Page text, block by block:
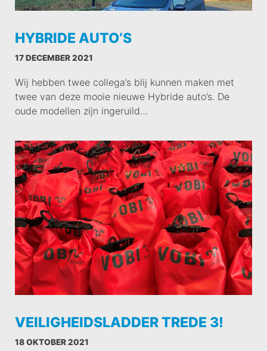
HYBRIDE AUTO’S
17 DECEMBER 2021
Wij hebben twee collega’s blij kunnen maken met
twee van deze mooie nieuwe Hybride auto’s. De
oude modellen zijn ingeruild…
VEILIGHEIDSLADDER TREDE 3!
18 OKTOBER 2021